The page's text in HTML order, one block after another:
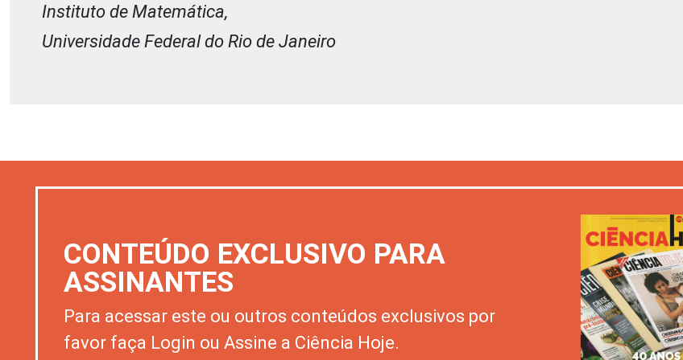
Instituto de Matemática,
Universidade Federal do Rio de Janeiro
CONTEÚDO EXCLUSIVO PARA
ASSINANTES
Para acessar este ou outros conteúdos exclusivos por
favor faça Login ou Assine a Ciência Hoje.